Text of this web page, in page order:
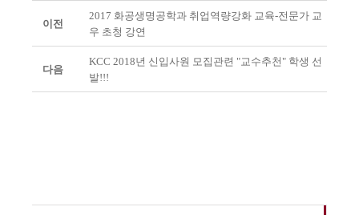
이전
2017 화공생명공학과 취업역량강화 교육-전문가 교
우 초청 강연
다음
KCC 2018년 신입사원 모집관련 "교수추천" 학생 선
발!!!